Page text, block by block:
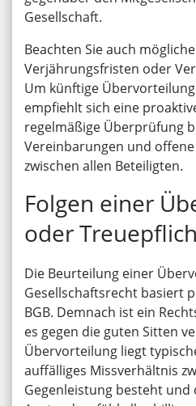
Gesellschaft.
Beachten Sie auch
Verjährungsfristen oder
Um künftige
empfiehlt sich eine
regelmäßige Überprüfung
Vereinbarungen und
zwischen allen Beteiligten.
Folgen einer
oder
Die Beurteilung einer
Gesellschaftsrecht basiert
BGB. Demnach ist ein
es gegen die guten Sitten
Übervorteilung liegt
auffälliges Missverhältnis
Gegenleistung besteht und